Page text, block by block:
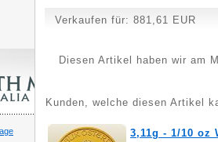
Verkaufen für: 881,61 EUR
Diesen Artikel haben wir am
Kunden, welche diesen Artikel
3,11g - 1/10 oz